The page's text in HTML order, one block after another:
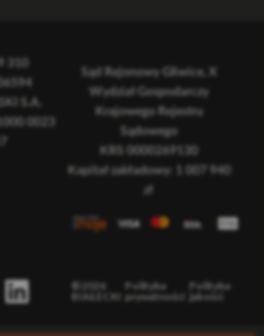
310
S.A.
0023
Sąd Rejonowy Gliwice, X
Wydział Gospodarczy
Krajowego Rejestru
Sądowego
KRS 0000269130
Kapitał zakładowy: 1 007 940
©2026
BIAŁECKI
Polityka
prywatności
Polityka
jakości